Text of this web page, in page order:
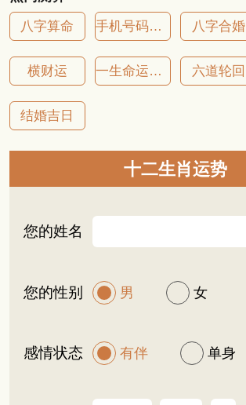
八字算命 手机号码吉凶 八字合婚
横财运 一生命运详批 六道轮回
结婚吉日
十二生肖运势
您的姓名
您的性别 男 女
感情状态 有伴 单身